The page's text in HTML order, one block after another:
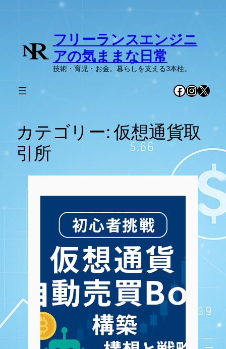
フリーランスエンジニ
アの気ままな日常
技術・育児・お金。暮らしを支える3本柱。
Facebook
X
カテゴリー:仮想通貨取
引所